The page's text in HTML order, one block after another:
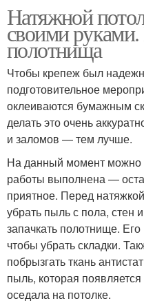
Натяжной
своими
полотнища
Чтобы крепеж был
подготовительное
оклеиваются бумажным
делать это очень
и заломов — тем лучше.
На данный момент можно
работы выполнена —
приятное. Перед
убрать пыль с пола, стен
запачкать полотнище.
чтобы убрать складки.
побрызгать ткань
пыль, которая
оседала на потолке.